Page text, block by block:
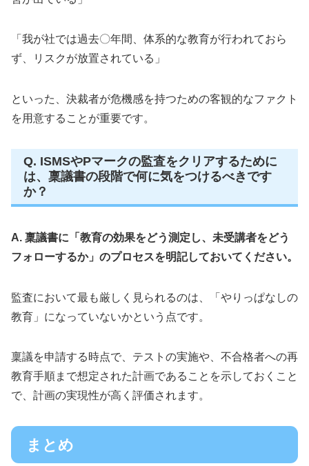
「我が社では過去〇年間、体系的な教育が行われておら
ず、リスクが放置されている」
といった、決裁者が危機感を持つための客観的なファクト
を用意することが重要です。
Q. ISMSやPマークの監査をクリアするために
は、稟議書の段階で何に気をつけるべきです
か？
A. 稟議書に「教育の効果をどう測定し、未受講者をどう
フォローするか」のプロセスを明記しておいてください。
監査において最も厳しく見られるのは、「やりっぱなしの
教育」になっていないかという点です。
稟議を申請する時点で、テストの実施や、不合格者への再
教育手順まで想定された計画であることを示しておくこと
で、計画の実現性が高く評価されます。
まとめ